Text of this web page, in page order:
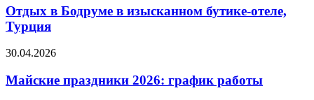
Отдых в Бодруме в изысканном бутике-отеле,
Турция
30.04.2026
Майские праздники 2026: график работы